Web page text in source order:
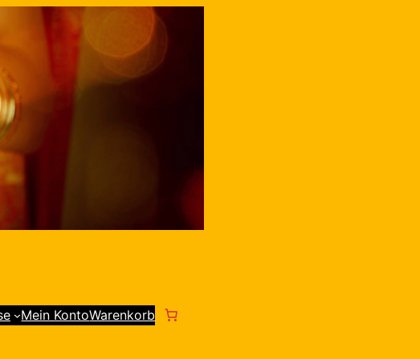
Mein KontoWarenkorb